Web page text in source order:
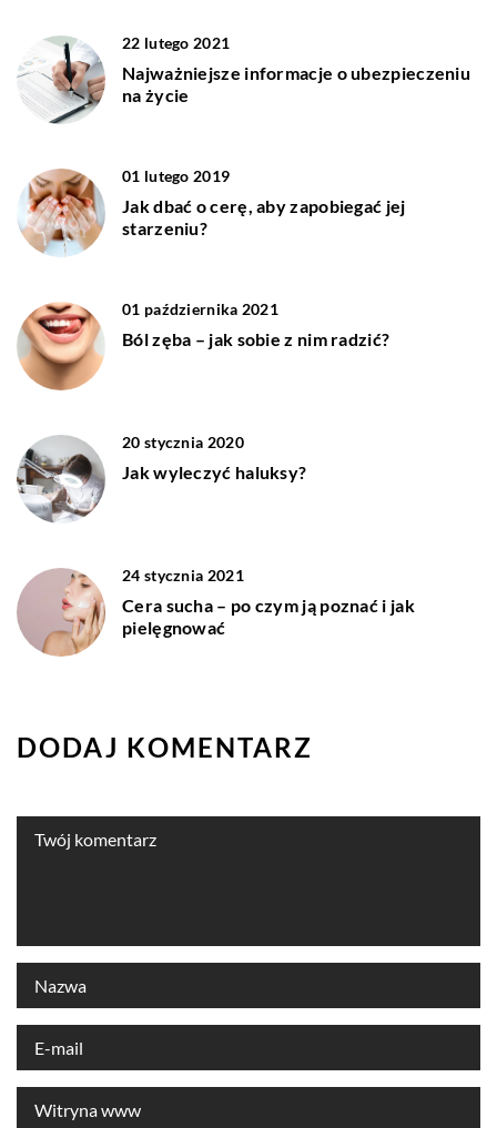
22 lutego 2021
Najważniejsze informacje o ubezpieczeniu
na życie
01 lutego 2019
Jak dbać o cerę, aby zapobiegać jej
starzeniu?
01 października 2021
Ból zęba – jak sobie z nim radzić?
20 stycznia 2020
Jak wyleczyć haluksy?
24 stycznia 2021
Cera sucha – po czym ją poznać i jak
pielęgnować
DODAJ KOMENTARZ